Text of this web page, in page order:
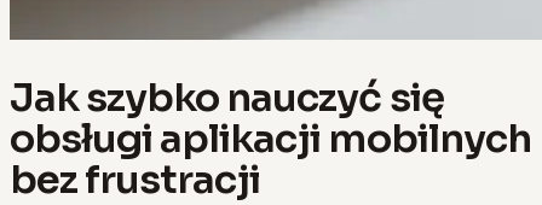
Jak szybko nauczyć się
obsługi aplikacji mobilnych
bez frustracji